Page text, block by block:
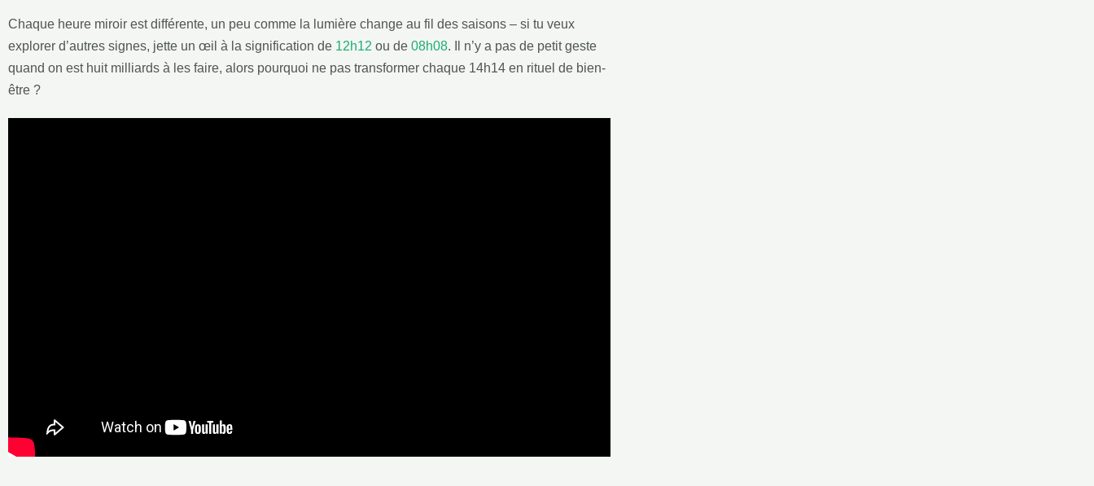
Chaque heure miroir est différente, un peu comme la lumière change au fil des saisons – si tu veux
explorer d’autres signes, jette un œil à la signification de 12h12 ou de 08h08. Il n’y a pas de petit geste
quand on est huit milliards à les faire, alors pourquoi ne pas transformer chaque 14h14 en rituel de bien-
être ?